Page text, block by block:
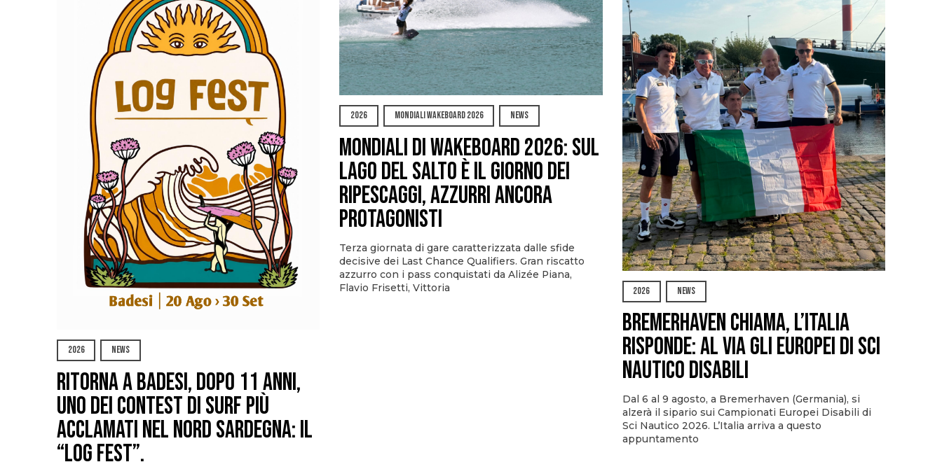
2026 NEWS
Ritorna a Badesi, dopo 11 anni,
uno dei contest di surf più
acclamati nel nord Sardegna: il
“Log Fest”.
2026 MONDIALI WAKEBOARD 2026 NEWS
Mondiali di Wakeboard 2026: sul
Lago del Salto è il giorno dei
ripescaggi, azzurri ancora
protagonisti
Terza giornata di gare caratterizzata dalle sfide
decisive dei Last Chance Qualifiers. Gran riscatto
azzurro con i pass conquistati da Alizée Piana,
Flavio Frisetti, Vittoria
2026 NEWS
Bremerhaven chiama, l’Italia
risponde: al via gli Europei di Sci
Nautico Disabili
Dal 6 al 9 agosto, a Bremerhaven (Germania), si
alzerà il sipario sui Campionati Europei Disabili di
Sci Nautico 2026. L’Italia arriva a questo
appuntamento